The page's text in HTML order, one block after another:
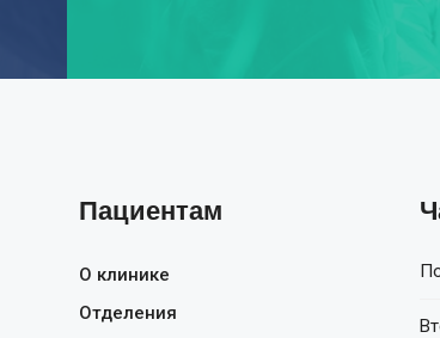
Пациентам
О клинике
Отделения